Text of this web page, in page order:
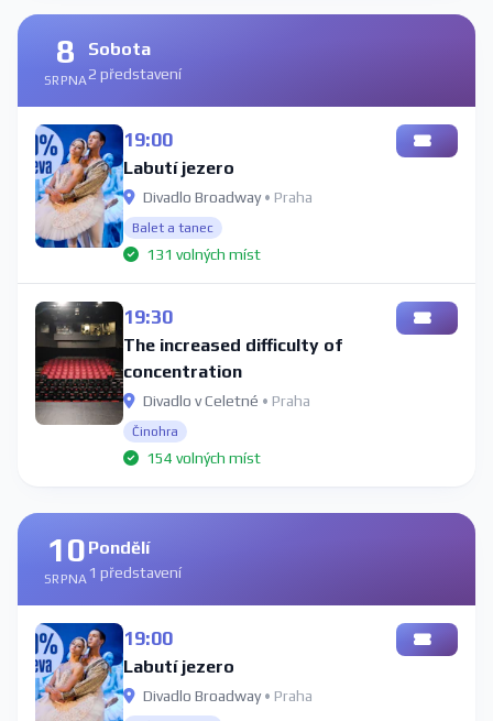
8
SRPNA
Sobota
2 představení
19:00
Labutí jezero
Divadlo Broadway• Praha
Balet a tanec
131 volných míst
19:30
The increased difficulty of
concentration
Divadlo v Celetné • Praha
Činohra
154 volných míst
10
SRPNA
Pondělí
1 představení
19:00
Labutí jezero
Divadlo Broadway• Praha